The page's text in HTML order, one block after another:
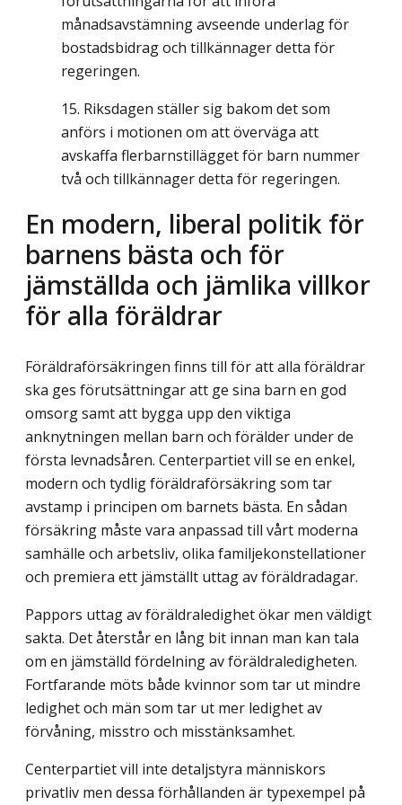
månadsavstämning avseende underlag för
bostadsbidrag och tillkännager detta för
regeringen.
Riksdagen ställer sig bakom det som
anförs i motionen om att överväga att
avskaffa flerbarnstillägget för barn nummer
två och tillkännager detta för regeringen.
En modern, liberal politik för
barnens bästa och för
jämställda och jämlika villkor
för alla föräldrar
Föräldraförsäkringen finns till för att alla föräldrar
ska ges förutsättningar att ge sina barn en god
omsorg samt att bygga upp den viktiga
anknytningen mellan barn och förälder under de
första levnadsåren. Centerpartiet vill se en enkel,
modern och tydlig föräldraförsäkring som tar
avstamp i principen om barnets bästa. En sådan
försäkring måste vara anpassad till vårt moderna
samhälle och arbetsliv, olika familjekonstella­tioner
och premiera ett jämställt uttag av föräldradagar.
Pappors uttag av föräldraledighet ökar men väldigt
sakta. Det återstår en lång bit innan man kan tala
om en jämställd fördelning av föräldraledigheten.
Fortfarande möts både kvinnor som tar ut mindre
ledighet och män som tar ut mer ledighet av
förvåning, misstro och misstänksamhet.
Centerpartiet vill inte detaljstyra människors
privatliv men dessa förhållanden är typexempel på